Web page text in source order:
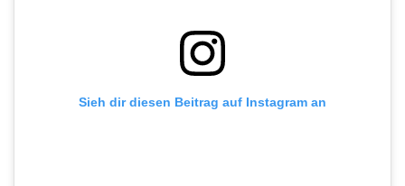
Sieh dir diesen Beitrag auf Instagram an